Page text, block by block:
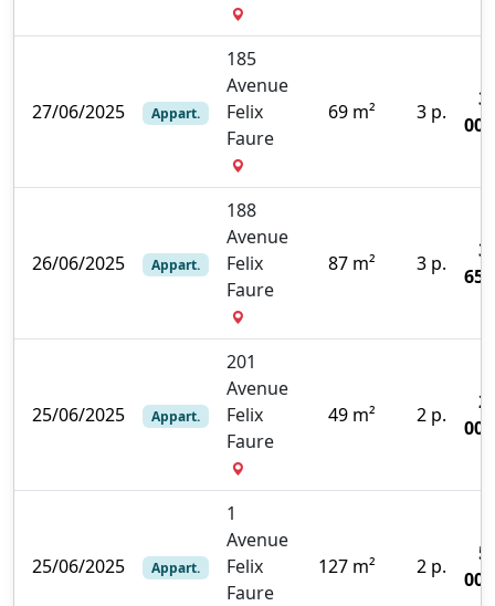
27/06/2025 Appart.
185
Avenue
Felix
Faure
69 m² 3 p.
26/06/2025 Appart.
188
Avenue
Felix
Faure
87 m² 3 p.
25/06/2025 Appart.
201
Avenue
Felix
Faure
49 m² 2 p.
25/06/2025 Appart.
1
Avenue
Felix
Faure
127 m² 2 p.